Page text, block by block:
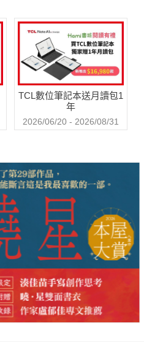
TCL數位筆記本送月讀包1
年
2026/06/20 - 2026/08/31